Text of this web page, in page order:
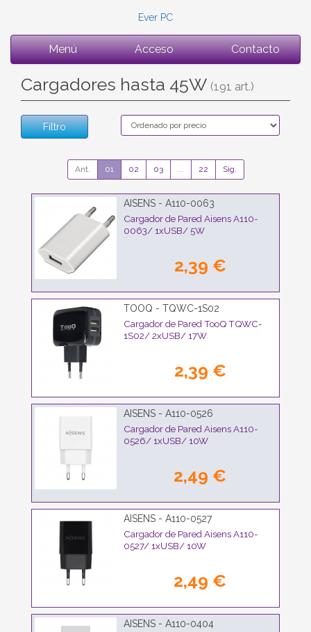
Ever PC
Menú Acceso Contacto
Cargadores hasta 45W (191 art.)
Filtro
Ant. 01 02 03 ... 22 Sig.
AISENS - A110-0063
Cargador de Pared Aisens A110-
0063/ 1xUSB/ 5W
2,39 €
TOOQ - TQWC-1S02
Cargador de Pared TooQ TQWC-
1S02/ 2xUSB/ 17W
2,39 €
AISENS - A110-0526
Cargador de Pared Aisens A110-
0526/ 1xUSB/ 10W
2,49 €
AISENS - A110-0527
Cargador de Pared Aisens A110-
0527/ 1xUSB/ 10W
2,49 €
AISENS - A110-0404